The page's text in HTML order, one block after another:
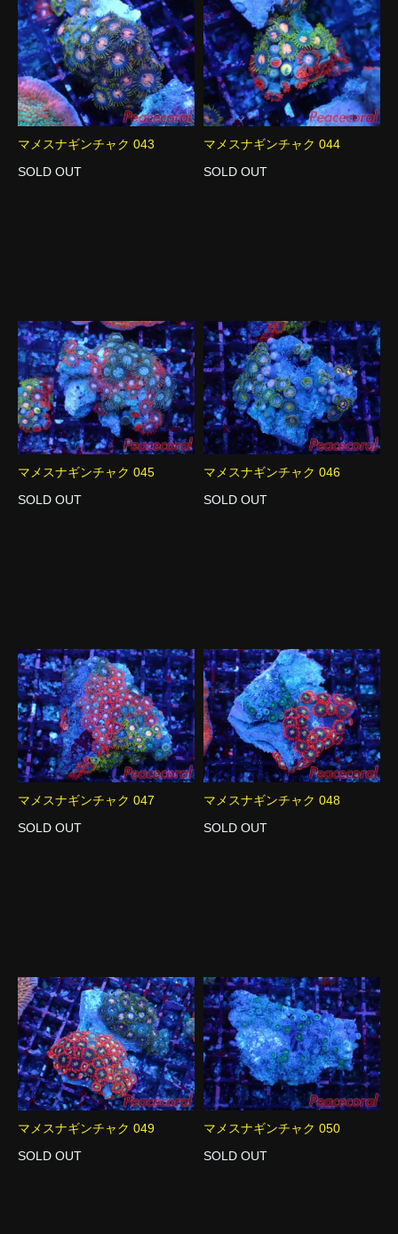
マメスナギンチャク 043
SOLD OUT
マメスナギンチャク 044
SOLD OUT
マメスナギンチャク 045
SOLD OUT
マメスナギンチャク 046
SOLD OUT
マメスナギンチャク 047
SOLD OUT
マメスナギンチャク 048
SOLD OUT
マメスナギンチャク 049
SOLD OUT
マメスナギンチャク 050
SOLD OUT